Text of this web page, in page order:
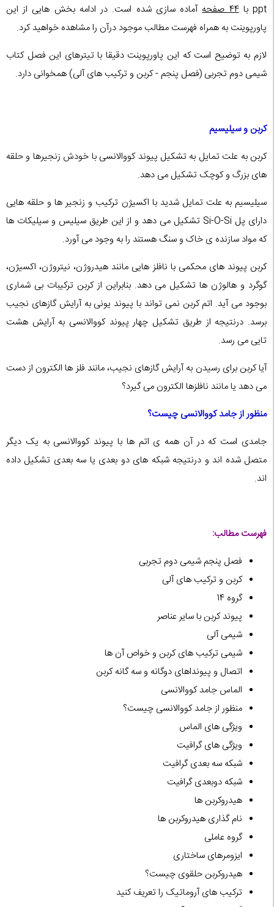
ppt با
44 صفحه
آماده سازی شده است. در ادامه بخش هایی از این
پاورپوینت به همراه فهرست مطالب موجود درآن را مشاهده خواهید کرد.
لازم به توضیح است که این پاورپوینت دقیقا با تیترهای این فصل کتاب
شیمی دوم تجربی (فصل پنجم - کربن و ترکیب های آلی) همخوانی دارد.
کربن و سیلیسیم
کربن به علت تمایل به تشکیل پیوند کووالانسی با خودش زنجیرها و حلقه
های بزرگ و کوچک تشکیل می دهد.
سیلیسیم به علت تمایل شدید با اکسیژن ترکیب و زنجیر ها و حلقه هایی
دارای پل Si-O-Si تشکیل می دهد و از این طریق سیلیس و سیلیکات ها
که مواد سازنده ی خاک و سنگ هستند را به وجود می آورد.
کربن پیوند های محکمی با نافلز هایی مانند هیدروژن، نیتروژن، اکسیژن،
گوگرد و هالوژن ها تشکیل می دهد. بنابراین از کربن ترکیبات بی شماری
بوجود می آید. اتم کربن نمی تواند با پیوند یونی به آرایش گازهای نجیب
برسد. درنتیجه از طریق تشکیل چهار پیوند کووالانسی به آرایش هشت
تایی می رسد.
آیا کربن برای رسیدن به آرایش گازهای نجیب، مانند فلز ها الکترون از دست
می دهد یا مانند نافلزها الکترون می گیرد؟
منظور از جامد کووالانسی چیست؟
جامدی است که در آن همه ی اتم ها با پیوند کووالانسی به یک دیگر
متصل شده اند و درنتیجه شبکه های دو بعدی یا سه بعدی تشکیل داده
اند.
فهرست مطالب:
فصل پنجم شیمی دوم تجربی
کربن و ترکیب های آلی
گروه 14
پیوند کربن با سایر عناصر
شیمی آلی
شیمی ترکیب های کربن و خواص آن ها
اتصال و پیونداهای دوگانه و سه گانه کربن
الماس جامد کووالانسی
منظور از جامد کووالانسی چیست؟
ویژگی های الماس
ویژگی های گرافیت
شبکه سه بعدی گرافیت
شبکه دوبعدی گرافیت
هیدروکربن ها
نام گذاری هیدروکربن ها
گروه عاملی
ایزومرهای ساختاری
هیدروکربن حلقوی چیست؟
ترکیب های آروماتیک را تعریف کنید